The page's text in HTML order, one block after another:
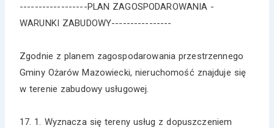
------------------PLAN ZAGOSPODAROWANIA -
WARUNKI ZABUDOWY----------------
Zgodnie z planem zagospodarowania przestrzennego
Gminy Ożarów Mazowiecki, nieruchomość znajduje się
w terenie zabudowy usługowej.
17. 1. Wyznacza się tereny usług z dopuszczeniem